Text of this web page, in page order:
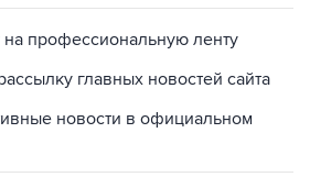
на профессиональную ленту
главных новостей сайта
новости в официальном